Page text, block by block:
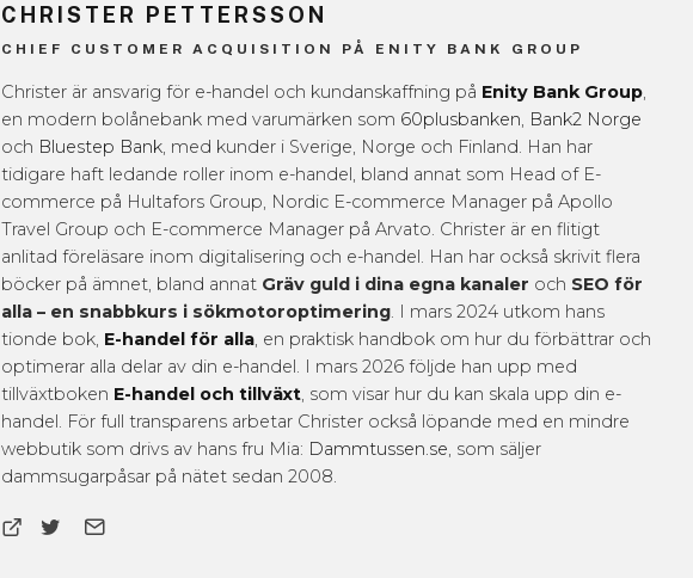
CHRISTER PETTERSSON
CHIEF CUSTOMER ACQUISITION PÅ ENITY BANK GROUP
Christer är ansvarig för e-handel och kundanskaffning på Enity Bank Group,
en modern bolånebank med varumärken som 60plusbanken, Bank2 Norge
och Bluestep Bank, med kunder i Sverige, Norge och Finland. Han har
tidigare haft ledande roller inom e-handel, bland annat som Head of E-
commerce på Hultafors Group, Nordic E-commerce Manager på Apollo
Travel Group och E-commerce Manager på Arvato. Christer är en flitigt
anlitad föreläsare inom digitalisering och e-handel. Han har också skrivit flera
böcker på ämnet, bland annat Gräv guld i dina egna kanaler och SEO för
alla – en snabbkurs i sökmotoroptimering. I mars 2024 utkom hans
tionde bok, E-handel för alla, en praktisk handbok om hur du förbättrar och
optimerar alla delar av din e-handel. I mars 2026 följde han upp med
tillväxtboken E-handel och tillväxt, som visar hur du kan skala upp din e-
handel. För full transparens arbetar Christer också löpande med en mindre
webbutik som drivs av hans fru Mia: Dammtussen.se, som säljer
dammsugarpåsar på nätet sedan 2008.